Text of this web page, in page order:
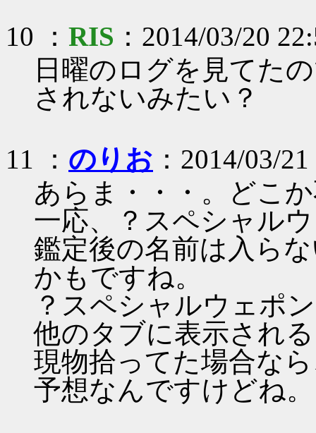
10 ： RIS ：2014/03/20
日曜のログを見てた
されないみたい？
11 ： のりお ：2014/03/
あらま・・・。どこ
一応、？スペシャル
鑑定後の名前は入ら
かもですね。
？スペシャルウェポ
他のタブに表示され
現物拾ってた場合な
予想なんですけどね